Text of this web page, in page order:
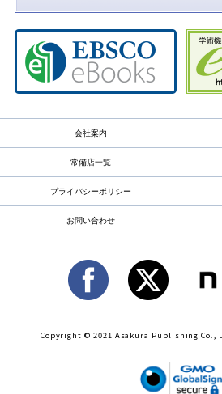
会社案内
常備店一覧
プライバシーポリシー
お問い合わせ
Copyright © 2021 Asakura Publishing Co.,